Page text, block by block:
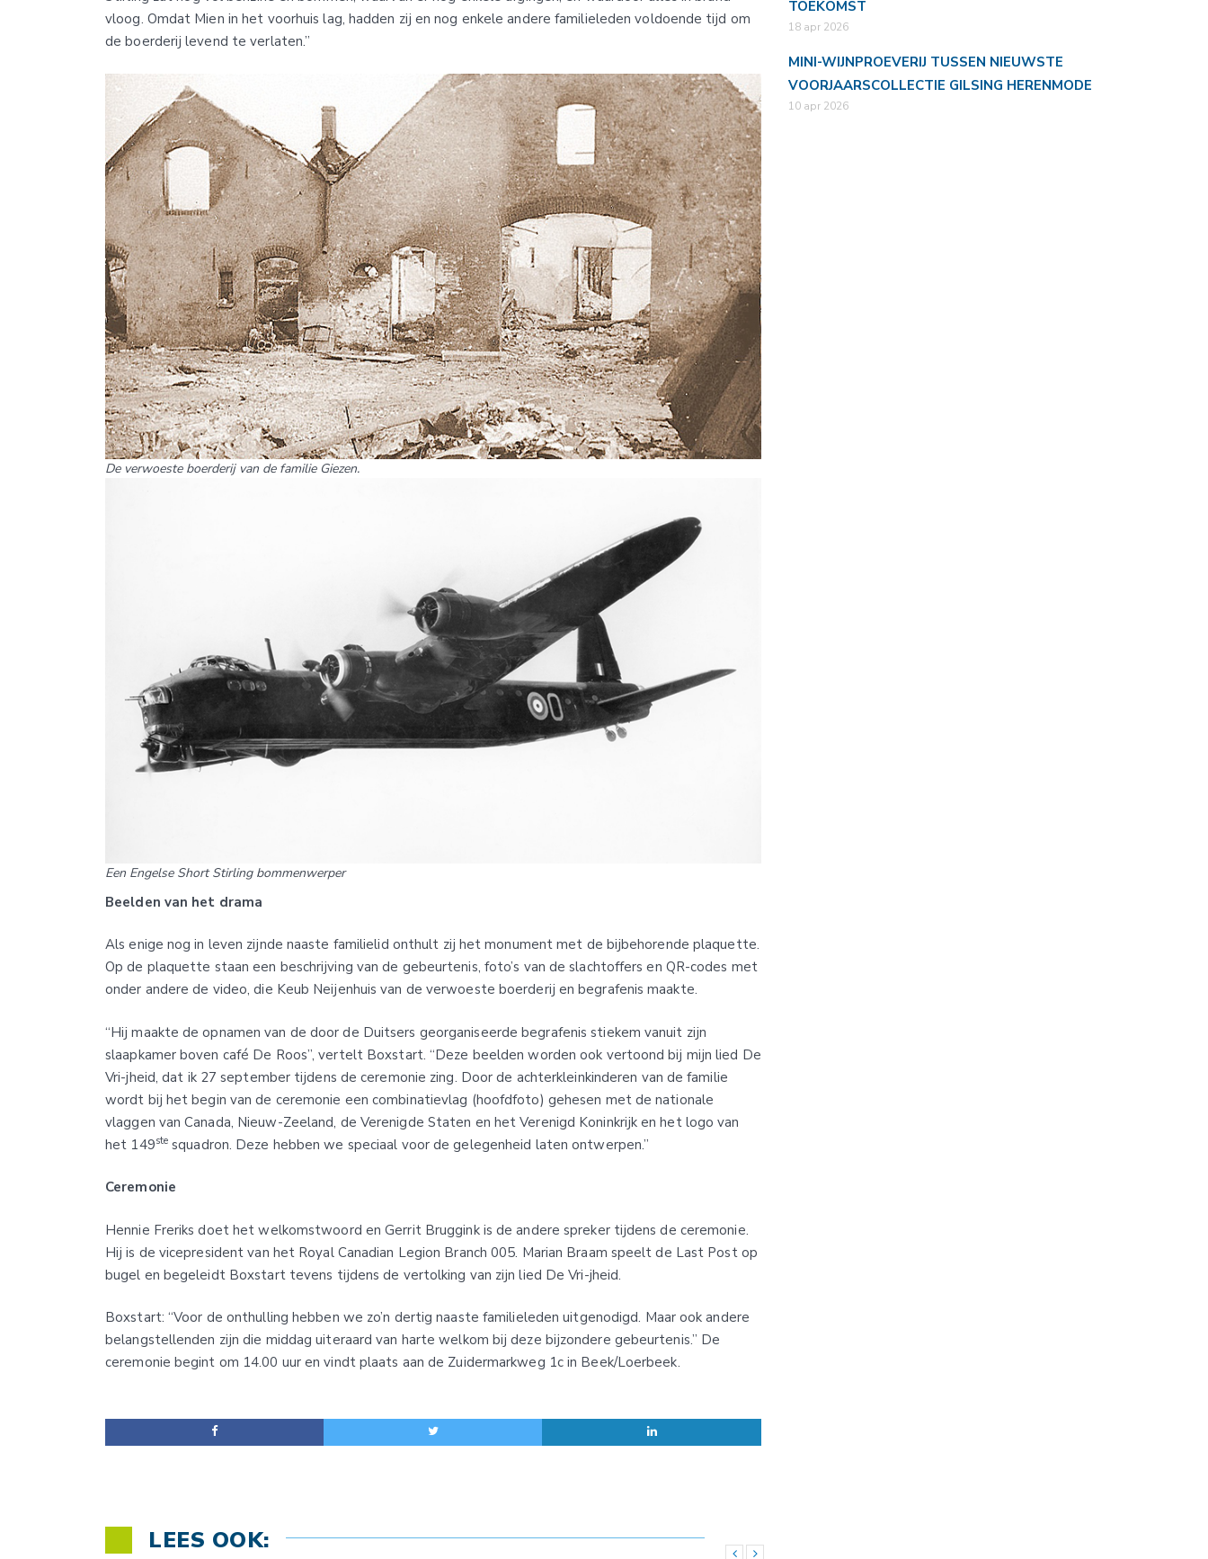
vloog. Omdat Mien in het voorhuis lag, hadden zij en nog enkele andere familieleden voldoende tijd om
de boerderij levend te verlaten.”
De verwoeste boerderij van de familie Giezen.
Een Engelse Short Stirling bommenwerper
Beelden van het drama
Als enige nog in leven zijnde naaste familielid onthult zij het monument met de bijbehorende plaquette.
Op de plaquette staan een beschrijving van de gebeurtenis, foto’s van de slachtoffers en QR-codes met
onder andere de video, die Keub Neijenhuis van de verwoeste boerderij en begrafenis maakte.
“Hij maakte de opnamen van de door de Duitsers georganiseerde begrafenis stiekem vanuit zijn
slaapkamer boven café De Roos”, vertelt Boxstart. “Deze beelden worden ook vertoond bij mijn lied De
Vri-jheid, dat ik 27 september tijdens de ceremonie zing. Door de achterkleinkinderen van de familie
wordt bij het begin van de ceremonie een combinatievlag (hoofdfoto) gehesen met de nationale
vlaggen van Canada, Nieuw-Zeeland, de Verenigde Staten en het Verenigd Koninkrijk en het logo van
het 149ste squadron. Deze hebben we speciaal voor de gelegenheid laten ontwerpen.”
Ceremonie
Hennie Freriks doet het welkomstwoord en Gerrit Bruggink is de andere spreker tijdens de ceremonie.
Hij is de vicepresident van het Royal Canadian Legion Branch 005. Marian Braam speelt de Last Post op
bugel en begeleidt Boxstart tevens tijdens de vertolking van zijn lied De Vri-jheid.
Boxstart: “Voor de onthulling hebben we zo’n dertig naaste familieleden uitgenodigd. Maar ook andere
belangstellenden zijn die middag uiteraard van harte welkom bij deze bijzondere gebeurtenis.” De
ceremonie begint om 14.00 uur en vindt plaats aan de Zuidermarkweg 1c in Beek/Loerbeek.
LEES OOK:
TOEKOMST
18 apr 2026
MINI-WIJNPROEVERIJ TUSSEN NIEUWSTE
VOORJAARSCOLLECTIE GILSING HERENMODE
10 apr 2026